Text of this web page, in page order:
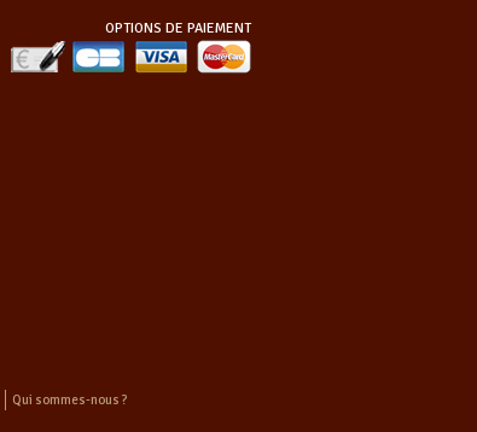
OPTIONS DE PAIEMENT
Qui sommes-nous ?